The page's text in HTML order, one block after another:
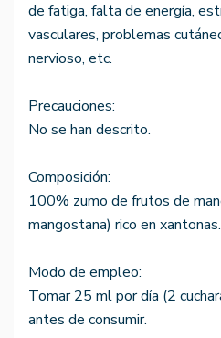
de fatiga, falta de energía,
vasculares, problemas
nervioso, etc.
Precauciones:
No se han descrito.
Composición:
100% zumo de frutos de
mangostana) rico en xantonas.
Modo de empleo:
Tomar 25 ml por día (2
antes de consumir.